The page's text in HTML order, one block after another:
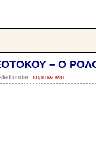
– Ο
under: εορτολογιο